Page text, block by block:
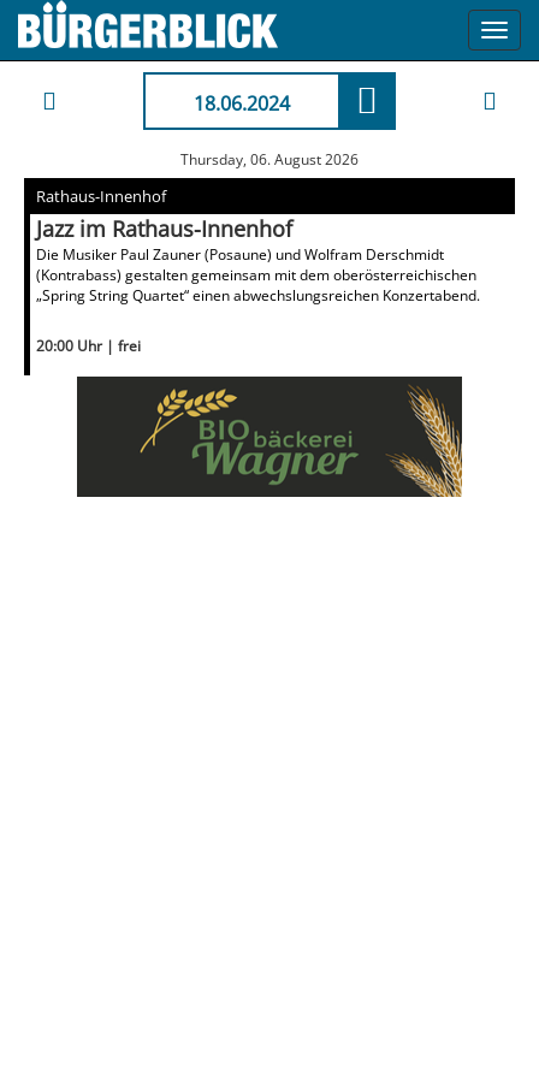
18.06.2024
Thursday, 06. August 2026
Rathaus-Innenhof
Jazz im Rathaus-Innenhof
Die Musiker Paul Zauner (Posaune) und Wolfram Derschmidt
(Kontrabass) gestalten gemeinsam mit dem oberösterreichischen
„Spring String Quartet“ einen abwechslungsreichen Konzertabend.
20:00 Uhr | frei